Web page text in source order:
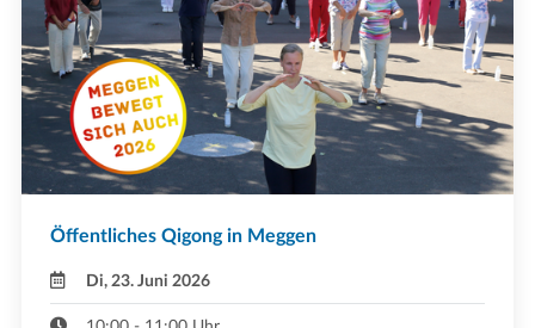
Öffentliches Qigong in Meggen
Di, 23. Juni 2026